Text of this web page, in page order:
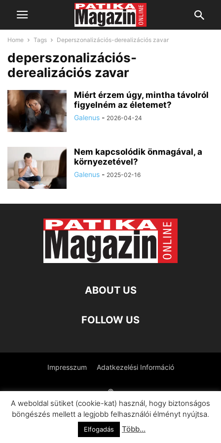
Home Tags Deperszonalizációs-derealizációs zavar
deperszonalizációs-
derealizációs zavar
Miért érzem úgy, mintha távolról
figyelném az életemet?
Galenus - 2026-04-24
Nem kapcsolódik önmagával, a
környezetével?
Galenus - 2025-02-16
ABOUT US
FOLLOW US
Impresszum Adatkezelési Információ
©
A weboldal sütiket (cookie-kat) használ, hogy biztonságos
böngészés mellett a legjobb felhasználói élményt nyújtsa.
Elfogadás Több...